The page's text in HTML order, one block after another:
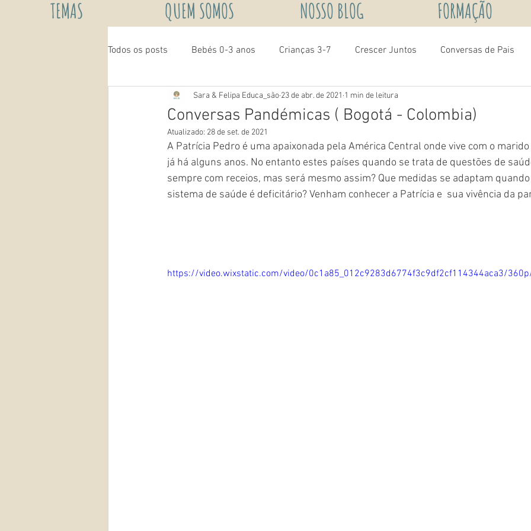
TEMAS QUEM SOMOS NOSSO BLOG FORMAÇÃO
Todos os posts Bebés 0-3 anos Crianças 3-7 Crescer Juntos Conversas de Pais
Pedagogia Waldorf
Conversas Pandémicas ( Bogotá - Colombia)
Sara & Felipa Educa_são 23 de abr. de 2021 1 min de leitura
Atualizado: 28 de set. de 2021
A Patrícia Pedro é uma apaixonada pela América Central onde vive com o
já há alguns anos. No entanto estes países quando se trata de questões de
sempre com receios, mas será mesmo assim? Que medidas se adaptam
sistema de saúde é deficitário? Venham conhecer a Patrícia e  sua vivência da
https://video.wixstatic.com/video/0c1a85_012c9283d6774f3c9df2cf114344aca3/